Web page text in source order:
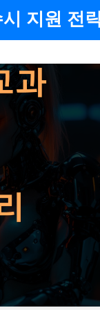
지원 전